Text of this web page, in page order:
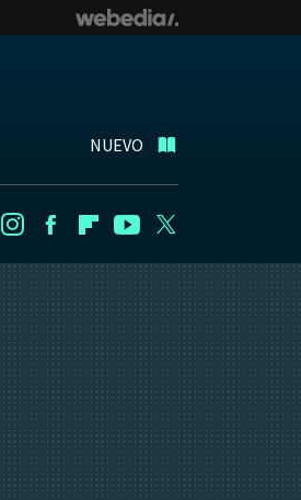
NUEVO
InstagramFacebookFlipboard
Youtube